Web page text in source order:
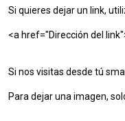
Si quieres dejar un link,
<a href="Dirección del
Si nos visitas desde tú
Para dejar una imagen,